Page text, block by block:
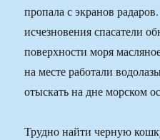
пропала с экранов
исчезновения спасатели
поверхности моря
на месте работали
отыскать на дне морском
Трудно найти черную